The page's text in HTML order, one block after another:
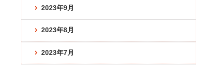
2023年9月
2023年8月
2023年7月